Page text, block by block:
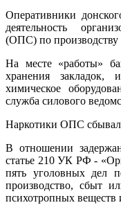
Оперативники
деятельность
(ОПС) по производству
На месте «работы»
хранения закладок,
химическое
служба силового
Наркотики ОПС
В отношении
статье 210 УК РФ -
пять уголовных дел
производство, сбыт
психотропных веществ